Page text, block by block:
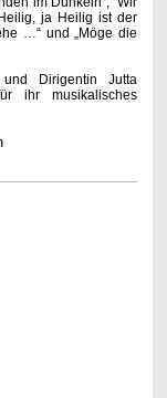
ja Heilig ist der
…“ und „Möge die
Dirigentin Jutta
ihr musikalisches